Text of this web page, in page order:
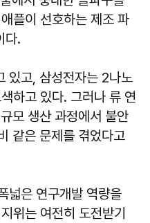
플이 선호하는 제조 파
다.
있고, 삼성전자는 2나노
하고 있다. 그러나 류 연
모 생산 과정에서 불안
같은 문제를 겪었다고
넓은 연구개발 역량을
위는 여전히 도전받기